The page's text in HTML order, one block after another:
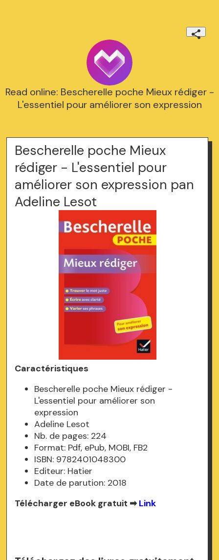
Read online: Bescherelle poche Mieux rédiger -
L'essentiel pour améliorer son expression
Bescherelle poche Mieux
rédiger - L'essentiel pour
améliorer son expression pan
Adeline Lesot
Caractéristiques
Bescherelle poche Mieux rédiger -
L'essentiel pour améliorer son
expression
Adeline Lesot
Nb. de pages: 224
Format: Pdf, ePub, MOBI, FB2
ISBN: 9782401048300
Editeur: Hatier
Date de parution: 2018
Télécharger eBook gratuit ➡Link